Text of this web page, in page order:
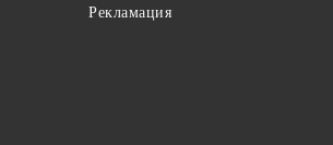
Рекламация